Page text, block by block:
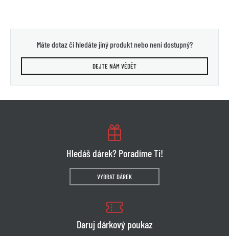
Máte dotaz či hledáte jiný produkt nebo není dostupný?
DEJTE NÁM VĚDĚT
Hledáš dárek? Poradíme Ti!
VYBRAT DÁREK
Daruj dárkový poukaz